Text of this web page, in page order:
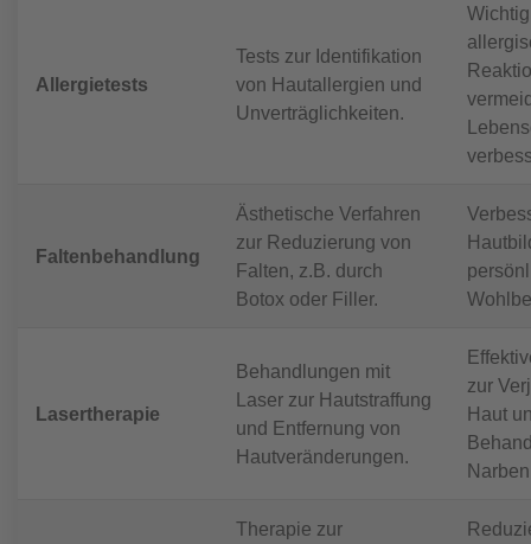
Allergietests
Tests zur Identifikation
von Hautallergien und
Unverträglichkeiten.
Faltenbehandlung
Ästhetische Verfahren
zur Reduzierung von
Falten, z.B. durch
Botox oder Filler.
Lasertherapie
Behandlungen mit
Laser zur Hautstraffung
und Entfernung von
Hautveränderungen.
zur
Haut
Therapie zur